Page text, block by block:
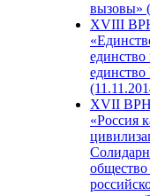
вызовы»
XVIII
единство
единство
XVII
«Россия